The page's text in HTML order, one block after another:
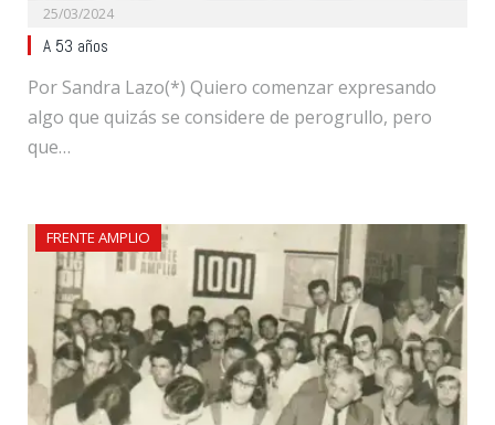
25/03/2024
A 53 años
Por Sandra Lazo(*) Quiero comenzar expresando
algo que quizás se considere de perogrullo, pero
que…
FRENTE AMPLIO